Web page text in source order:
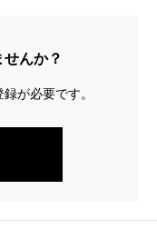
んか？
が必要です。